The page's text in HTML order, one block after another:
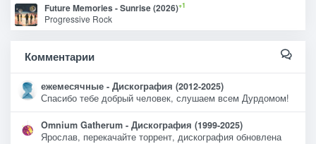
Future Memories - Sunrise (2026)+1
Progressive Rock
Комментарии
ежемесячные - Дискография (2012-2025)
Спасибо тебе добрый человек, слушаем всем Дурдомом!
Omnium Gatherum - Дискография (1999-2025)
Ярослав, перекачайте торрент, дискография обновлена